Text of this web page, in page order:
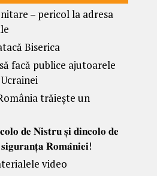
– pericol la adresa
Biserica
facă publice ajutoarele
trăiește un
𝐝𝐞 𝐍𝐢𝐬𝐭𝐫𝐮 𝐬̦𝐢 𝐝𝐢𝐧𝐜𝐨𝐥𝐨 𝐝𝐞
𝐬𝐢𝐠𝐮𝐫𝐚𝐧𝐭̦𝐚 𝐑𝐨𝐦𝐚̂𝐧𝐢𝐞𝐢!
video